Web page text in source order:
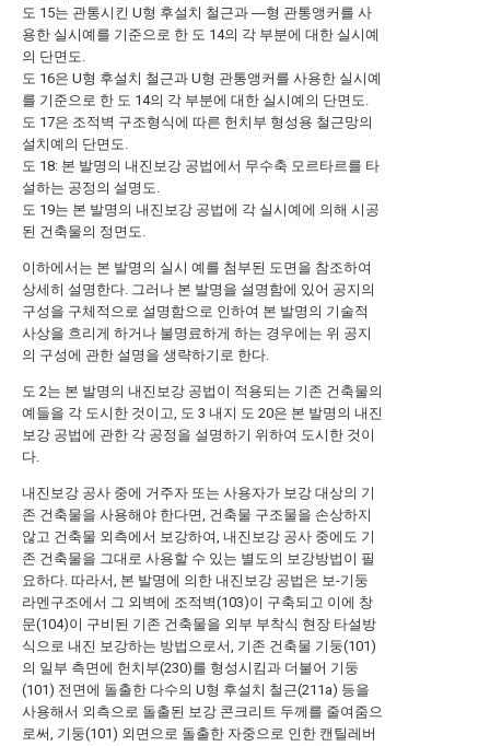
도 15는 관통시킨 U형 후설치 철근과 ―형 관통앵커를 사
용한 실시예를 기준으로 한 도 14의 각 부분에 대한 실시예
의 단면도.
도 16은 U형 후설치 철근과 U형 관통앵커를 사용한 실시예
를 기준으로 한 도 14의 각 부분에 대한 실시예의 단면도.
도 17은 조적벽 구조형식에 따른 헌치부 형성용 철근망의
설치예의 단면도.
도 18: 본 발명의 내진보강 공법에서 무수축 모르타르를 타
설하는 공정의 설명도.
도 19는 본 발명의 내진보강 공법에 각 실시예에 의해 시공
된 건축물의 정면도.
이하에서는 본 발명의 실시 예를 첨부된 도면을 참조하여
상세히 설명한다. 그러나 본 발명을 설명함에 있어 공지의
구성을 구체적으로 설명함으로 인하여 본 발명의 기술적
사상을 흐리게 하거나 불명료하게 하는 경우에는 위 공지
의 구성에 관한 설명을 생략하기로 한다.
도 2는 본 발명의 내진보강 공법이 적용되는 기존 건축물의
예들을 각 도시한 것이고, 도 3 내지 도 20은 본 발명의 내진
보강 공법에 관한 각 공정을 설명하기 위하여 도시한 것이
다.
내진보강 공사 중에 거주자 또는 사용자가 보강 대상의 기
존 건축물을 사용해야 한다면, 건축물 구조물을 손상하지
않고 건축물 외측에서 보강하여, 내진보강 공사 중에도 기
존 건축물을 그대로 사용할 수 있는 별도의 보강방법이 필
요하다. 따라서, 본 발명에 의한 내진보강 공법은 보-기둥
라멘구조에서 그 외벽에 조적벽(103)이 구축되고 이에 창
문(104)이 구비된 기존 건축물을 외부 부착식 현장 타설방
식으로 내진 보강하는 방법으로서, 기존 건축물 기둥(101)
의 일부 측면에 헌치부(230)를 형성시킴과 더불어 기둥
(101) 전면에 돌출한 다수의 U형 후설치 철근(211a) 등을
사용해서 외측으로 돌출된 보강 콘크리트 두께를 줄여줌으
로써, 기둥(101) 외면으로 돌출한 자중으로 인한 캔틸레버